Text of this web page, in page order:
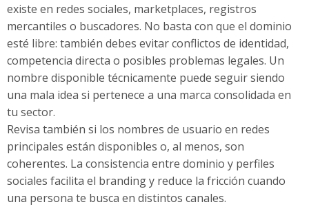
existe en redes sociales, marketplaces, registros
mercantiles o buscadores. No basta con que el dominio
esté libre: también debes evitar conflictos de identidad,
competencia directa o posibles problemas legales. Un
nombre disponible técnicamente puede seguir siendo
una mala idea si pertenece a una marca consolidada en
tu sector.
Revisa también si los nombres de usuario en redes
principales están disponibles o, al menos, son
coherentes. La consistencia entre dominio y perfiles
sociales facilita el branding y reduce la fricción cuando
una persona te busca en distintos canales.